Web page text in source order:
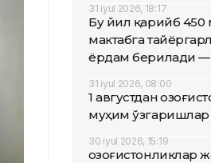
31 iyul 2026, 18:17
Бу йил қарийб 450
мактабга
ёрдам берилади —
31 iyul 2026, 08:00
1 августдан
муҳим
30 iyul 2026, 15:19
Қозоғистонликлар